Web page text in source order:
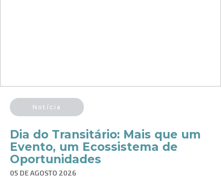
Notícia
Dia do Transitário: Mais que um
Evento, um Ecossistema de
Oportunidades
05 DE AGOSTO 2026